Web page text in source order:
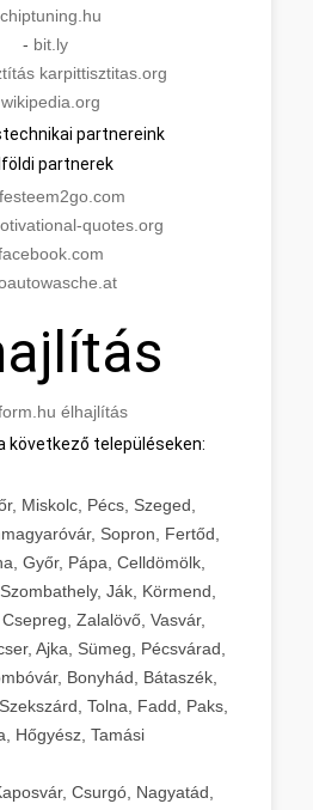
chiptuning.hu
- bit.ly
karpittisztitas.org
wikipedia.org
partnereink
partnerek
quotes.org
élhajlítás
következő településeken:
Miskolc, Pécs, Szeged,
Sopron, Fertőd,
Győr, Pápa, Celldömölk,
Ják, Körmend,
Zalalövő, Vasvár,
Ajka, Sümeg, Pécsvárad,
Bonyhád, Bátaszék,
Tolna, Fadd, Paks,
Hőgyész, Tamási
Csurgó, Nagyatád,